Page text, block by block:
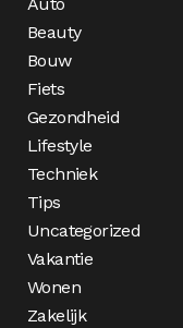
Beauty
Bouw
Fiets
Gezondheid
Lifestyle
Techniek
Tips
Uncategorized
Vakantie
Wonen
Zakelijk